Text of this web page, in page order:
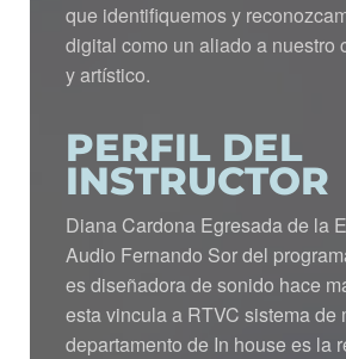
que identifiquemos y
digital como un aliado a nuestro
y artístico.
PERFIL DEL
INSTRUCTOR
Diana Cardona Egresada de la
Audio Fernando Sor del
es diseñadora de sonido hace
esta vincula a RTVC sistema de
departamento de In house es la